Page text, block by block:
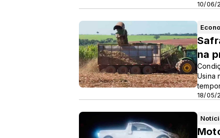
10/06/
18/05/
na
Usina